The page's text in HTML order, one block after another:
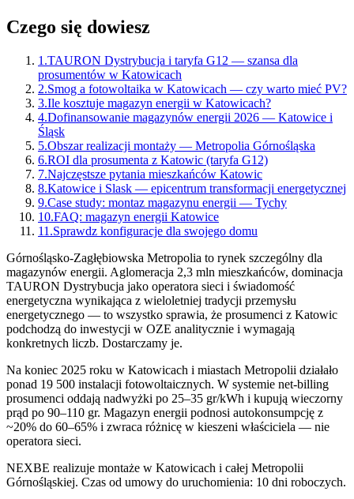
Czego się dowiesz
1 .TAURON Dystrybucja i taryfa G12 — szansa dla
prosumentów w Katowicach
2.Smog a fotowoltaika w Katowicach — czy warto mieć PV?
3.Ile kosztuje magazyn energii w Katowicach?
4.Dofinansowanie magazynów energii 2026 — Katowice i
Śląsk
5.Obszar realizacji montaży — Metropolia Górnośląska
6.ROI dla prosumenta z Katowic (taryfa G12)
7.Najczęstsze pytania mieszkańców Katowic
8.Katowice i Slask — epicentrum transformacji energetycznej
9.Case study: montaz magazynu energii — Tychy
10.FAQ: magazyn energii Katowice
11 .Sprawdz konfiguracje dla swojego domu
Górnośląsko-Zagłębiowska Metropolia to rynek szczególny dla
magazynów energii. Aglomeracja 2,3 mln mieszkańców, dominacja
TAURON Dystrybucja jako operatora sieci i świadomość
energetyczna wynikająca z wieloletniej tradycji przemysłu
energetycznego — to wszystko sprawia, że prosumenci z Katowic
podchodzą do inwestycji w OZE analitycznie i wymagają
konkretnych liczb. Dostarczamy je.
Na koniec 2025 roku w Katowicach i miastach Metropolii działało
ponad 19 500 instalacji fotowoltaicznych. W systemie net-billing
prosumenci oddają nadwyżki po 25–35 gr/kWh i kupują wieczorny
prąd po 90–110 gr. Magazyn energii podnosi autokonsumpcję z
~20% do 60–65% i zwraca różnicę w kieszeni właściciela — nie
operatora sieci.
NEXBE realizuje montaże w Katowicach i całej Metropolii
Górnośląskiej. Czas od umowy do uruchomienia: 10 dni roboczych.